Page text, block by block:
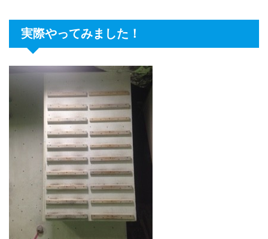
実際やってみました！